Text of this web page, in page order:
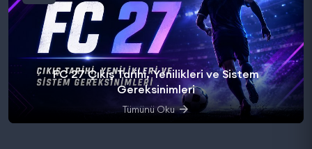
FC 27 Çıkış Tarihi, Yenilikleri ve Sistem
Gereksinimleri
Tümünü Oku